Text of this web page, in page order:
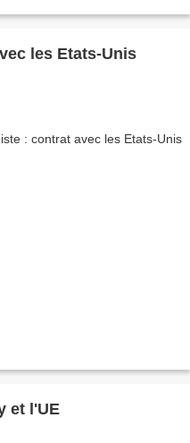
les Etats-Unis
et l'UE